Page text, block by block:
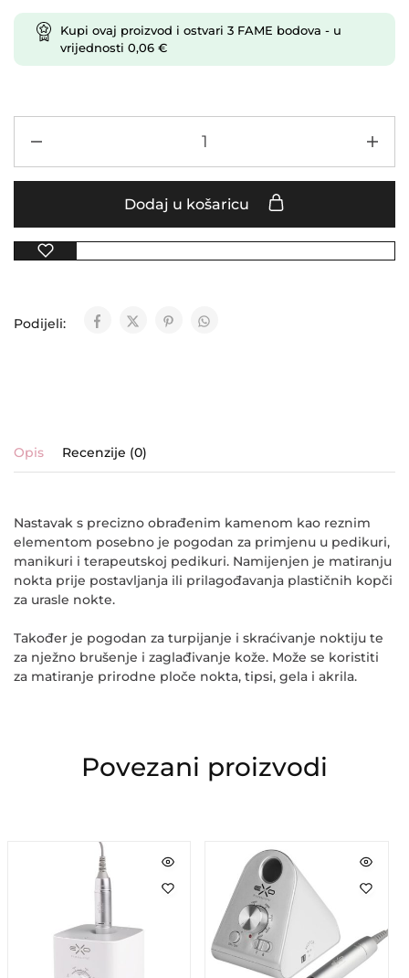
Kupi ovaj proizvod i ostvari 3 FAME bodova - u
vrijednosti 0,06 €
Dodaj u košaricu
Podijeli:
Opis Recenzije (0)
Nastavak s precizno obrađenim kamenom kao reznim
elementom posebno je pogodan za primjenu u pedikuri,
manikuri i terapeutskoj pedikuri. Namijenjen je matiranju
nokta prije postavljanja ili prilagođavanja plastičnih kopči
za urasle nokte.
Također je pogodan za turpijanje i skraćivanje noktiju te
za nježno brušenje i zaglađivanje kože. Može se koristiti
za matiranje prirodne ploče nokta, tipsi, gela i akrila.
Povezani proizvodi